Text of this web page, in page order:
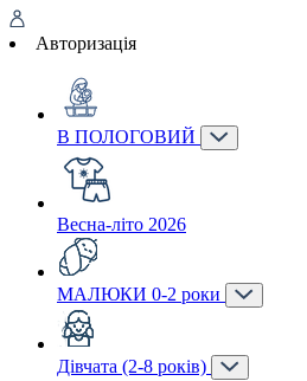
Авторизація
В ПОЛОГОВИЙ
Весна-літо 2026
МАЛЮКИ 0-2 роки
Дівчата (2-8 років)